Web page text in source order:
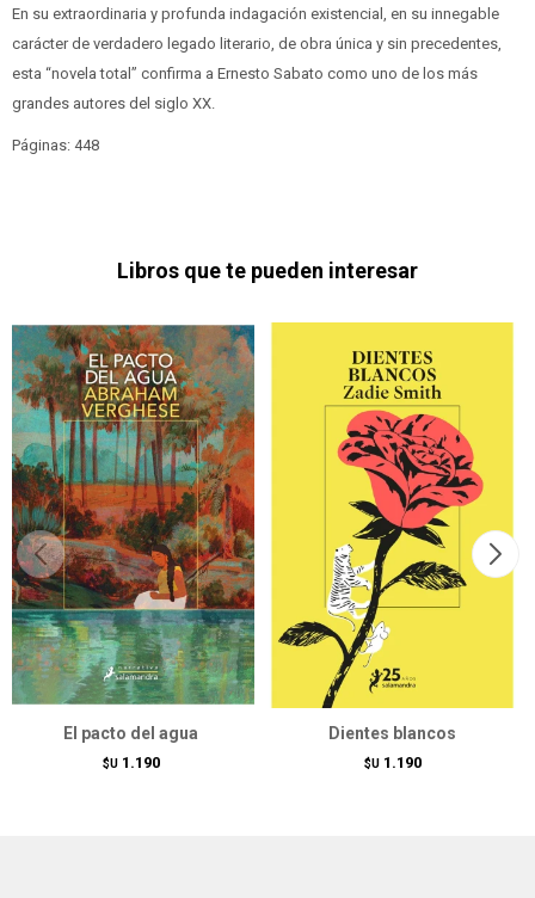
En su extraordinaria y profunda indagación existencial, en su innegable
carácter de verdadero legado literario, de obra única y sin precedentes,
esta “novela total” confirma a Ernesto Sabato como uno de los más
grandes autores del siglo XX.
Páginas: 448
Libros que te pueden interesar
El pacto del agua
$U 1.190
Dientes blancos
$U 1.190